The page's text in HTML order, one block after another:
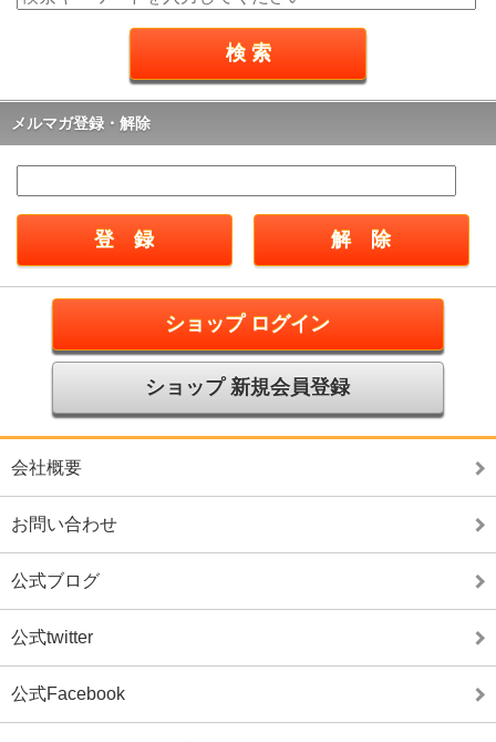
メルマガ登録・解除
ショップ ログイン
ショップ 新規会員登録
会社概要
お問い合わせ
公式ブログ
公式twitter
公式Facebook